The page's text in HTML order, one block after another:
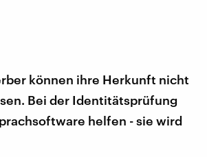
können ihre Herkunft nicht
Bei der Identitätsprüfung
helfen - sie wird